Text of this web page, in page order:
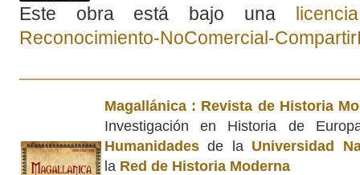
Este obra está bajo una
Reconocimiento-NoComercial-
Magallánica : Revista de Historia
Investigación en Historia de
Humanidadesde la Universidad
la Red de Historia Moderna